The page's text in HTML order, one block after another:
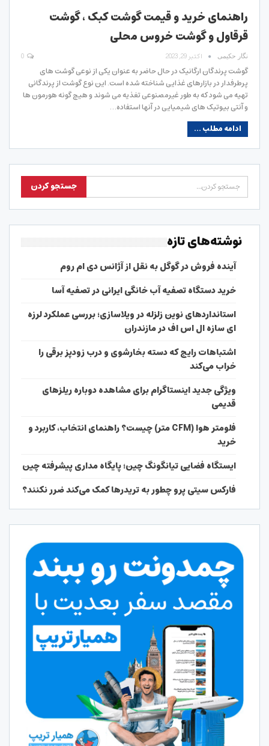
راهنمای خرید و قیمت گوشت کبک ، گوشت
قرقاول و گوشت خروس محلی
نگار حکیمی اکتبر 29, 2023
گوشت پرندگان ارگانیک در حال حاضر به عنوان یکی از نوعی گوشت های
پرطرفدار در بازارهای غذایی شناخته شده است. این نوع گوشت از پرندگانی
تهیه می شود که به طور غیرمصنوعی تغذیه می شوند و هیچ گونه هورمون ها
و آنتی بیوتیک های شیمیایی در آنها استفاده…
ادامه مطلب ...
نوشته‌های تازه
آینده فروش در گوگل به نقل از آژانس دی ام روم
خرید دستگاه تصفیه آب خانگی ایرانی در تصفیه آسا
استانداردهای نوین زلزله در ویلاسازی؛ بررسی عملکرد لرزه
ای سازه ال اس اف در مازندران
اشتباهات رایج که دسته بخارشوی و درب زودپز برقی را
خراب می‌کند
ویژگی جدید اینستاگرام برای مشاهده دوباره ریلزهای
قدیمی
فلومتر هوا (CFM متر) چیست؟ راهنمای انتخاب، کاربرد و
خرید
ایستگاه فضایی تیانگونگ چین؛ پایگاه مداری پیشرفته چین
فارکس سیتی پرو چطور به تریدرها کمک می‌کند ضرر نکنند؟